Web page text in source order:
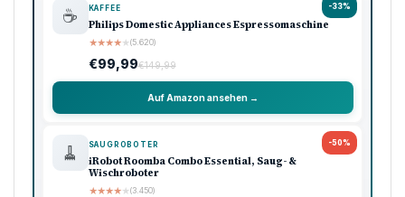
-33%
☕ KAFFEE
Philips Domestic Appliances Espressomaschine
★★★★★(5.620)
€99,99€149,99
Auf Amazon ansehen →
-50%
🧹 SAUGROBOTER
iRobot Roomba Combo Essential, Saug- &
Wischroboter
★★★★★(3.450)